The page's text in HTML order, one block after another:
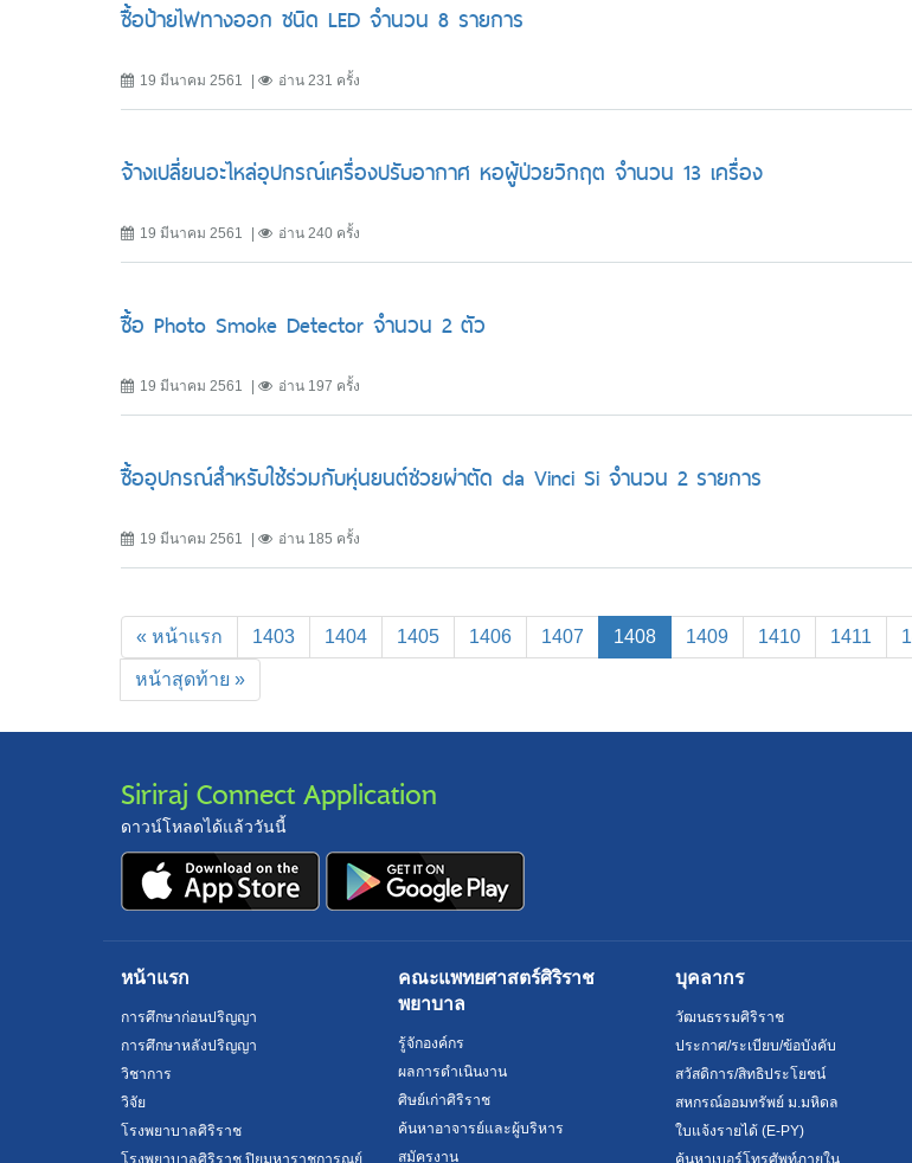
ซื้อป้ายไฟทางออก ชนิด LED จำนวน 8 รายการ
19 มีนาคม 2561 อ่าน 231 ครั้ง
จ้างเปลี่ยนอะไหล่อุปกรณ์เครื่องปรับอากาศ หอผู้ป่วยวิกฤต จำนวน 13 เครื่อง
19 มีนาคม 2561 อ่าน 240 ครั้ง
ซื้อ Photo Smoke Detector จำนวน 2 ตัว
19 มีนาคม 2561 อ่าน 197 ครั้ง
ซื้ออุปกรณ์สำหรับใช้ร่วมกับหุ่นยนต์ช่วยผ่าตัด da Vinci Si จำนวน 2 รายการ
19 มีนาคม 2561 อ่าน 185 ครั้ง
« หน้าแรก 1403 1404 1405 1406 1407 1408(current)
1409 1410 1411
หน้าสุดท้าย »
Siriraj Connect Application
ดาวน์โหลดได้แล้ววันนี้
หน้าแรก
การศึกษาก่อนปริญญา
การศึกษาหลังปริญญา
วิชาการ
วิจัย
โรงพยาบาลศิริราช
โรงพยาบาลศิริราช ปิยมหาราชการุณย์
คณะแพทยศาสตร์ศิริราช
พยาบาล
รู้จักองค์กร
ผลการดำเนินงาน
ศิษย์เก่าศิริราช
ค้นหาอาจารย์และผู้บริหาร
สมัครงาน
บุคลากร
วัฒนธรรมศิริราช
ประกาศ/ระเบียบ/ข้อบังคับ
สวัสดิการ/สิทธิประโยชน์
สหกรณ์ออมทรัพย์ ม.มหิดล
ใบแจ้งรายได้ (E-PY)
ค้นหาเบอร์โทรศัพท์ภายใน